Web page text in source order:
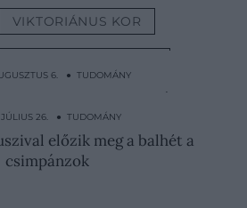
VIKTORIÁNUS KOR
6. ● TUDOMÁNY
is kezelték a menstruációt
középkorban
26. ● TUDOMÁNY
előzik meg a balhét a
csimpánzok